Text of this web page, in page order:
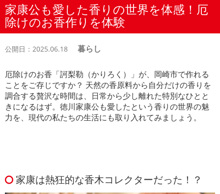
家康公も愛した香りの世界を体感！厄
除けのお香作りを体験
公開日：2025.06.18 暮らし
厄除けのお香「訶梨勒（かりろく）」が、岡崎市で作れる
ことをご存じですか？ 天然の香原料から自分だけの香りを
調合する贅沢な時間は、日常から少し離れた特別なひとと
きになるはず。徳川家康公も愛したという香りの世界の魅
力を、現代の私たちの生活にも取り入れてみましょう。
家康は熱狂的な香木コレクターだった！？